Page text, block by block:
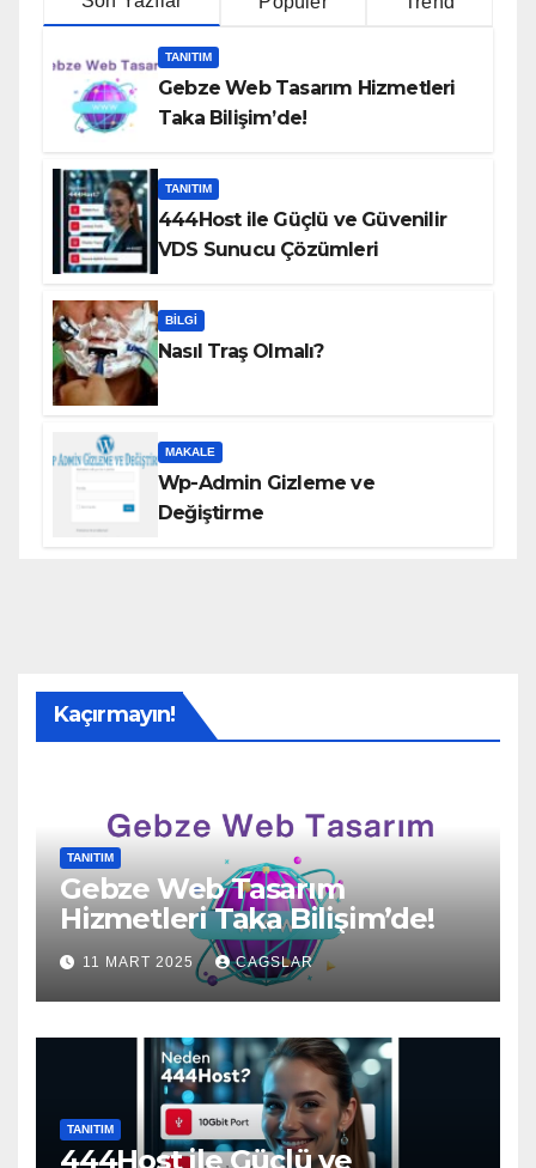
TANITIM
Gebze Web Tasarım Hizmetleri
Taka Bilişim’de!
TANITIM
444Host ile Güçlü ve Güvenilir
VDS Sunucu Çözümleri
BILGI
Nasıl Traş Olmalı?
MAKALE
Wp-Admin Gizleme ve
Değiştirme
Kaçırmayın!
TANITIM
Gebze Web Tasarım
Hizmetleri Taka Bilişim’de!
11 MART 2025 CAGSLAR
TANITIM
444Host ile Güçlü ve